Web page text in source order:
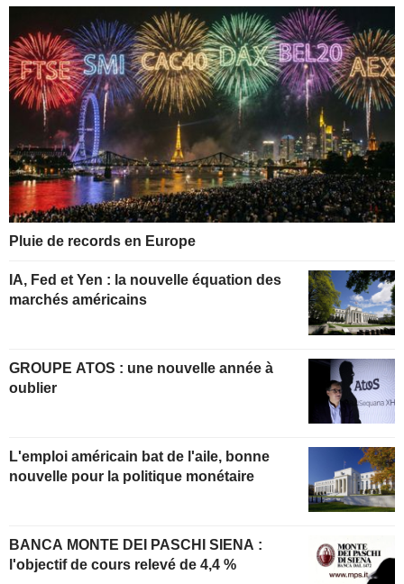
Pluie de records en Europe
IA, Fed et Yen : la nouvelle équation des
marchés américains
GROUPE ATOS : une nouvelle année à
oublier
L'emploi américain bat de l'aile, bonne
nouvelle pour la politique monétaire
BANCA MONTE DEI PASCHI SIENA :
l'objectif de cours relevé de 4,4 %